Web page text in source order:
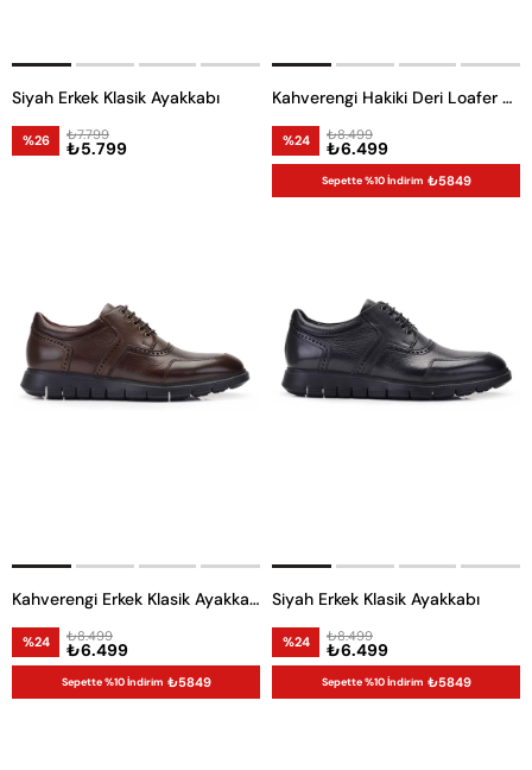
Siyah Erkek Klasik Ayakkabı
%26 ₺5.799
₺7.799
Kahverengi Hakiki Deri Loafer Erkek Günlük Ayakkabı
%24 ₺6.499
₺8.499
Sepette %10 İndirim ₺5849
Kahverengi Erkek Klasik Ayakkabı
%24 ₺6.499
₺8.499
Sepette %10 İndirim ₺5849
Siyah Erkek Klasik Ayakkabı
%24 ₺6.499
₺8.499
Sepette %10 İndirim ₺5849